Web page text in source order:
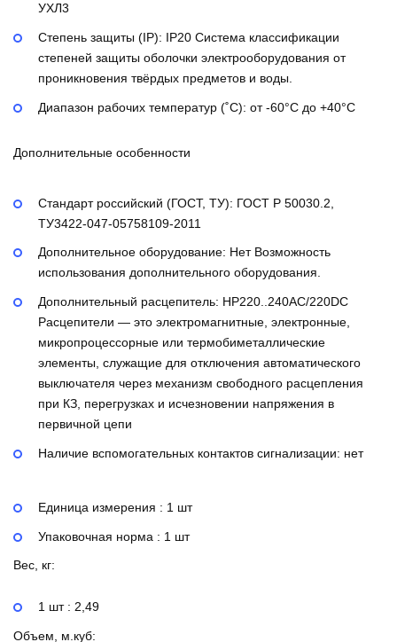
УХЛ3
Степень защиты (IP): IP20 Система классификации
степеней защиты оболочки электрооборудования от
проникновения твёрдых предметов и воды.
Диапазон рабочих температур (˚С): от -60°С до +40°С
Дополнительные особенности
Стандарт российский (ГОСТ, ТУ): ГОСТ Р 50030.2,
ТУ3422-047-05758109-2011
Дополнительное оборудование: Нет Возможность
использования дополнительного оборудования.
Дополнительный расцепитель: НР220..240AC/220DC
Расцепители — это электромагнитные, электронные,
микропроцессорные или термобиметаллические
элементы, служащие для отключения автоматического
выключателя через механизм свободного расцепления
при КЗ, перегрузках и исчезновении напряжения в
первичной цепи
Наличие вспомогательных контактов сигнализации: нет
Единица измерения : 1 шт
Упаковочная норма : 1 шт
Вес, кг:
1 шт : 2,49
Объем, м.куб: